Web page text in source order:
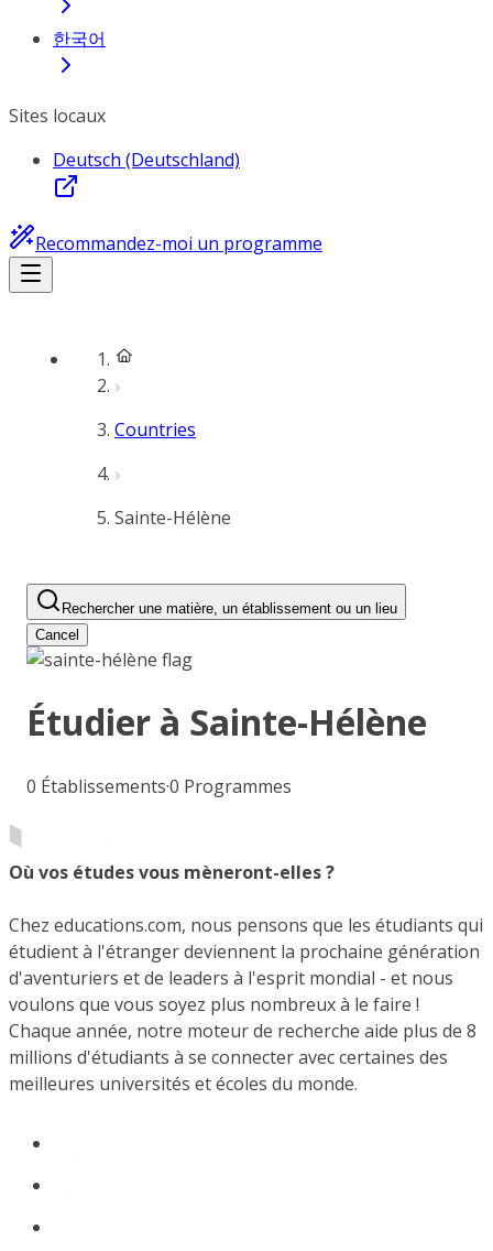
한국어
Sites locaux
Deutsch (Deutschland)
Recommandez-moi un programme
Countries
Sainte-Hélène
Rechercher une matière, un établissement ou un lieu
Cancel
Étudier à Sainte-Hélène
0 Établissements·0 Programmes
Où vos études vous mèneront-elles ?
Chez educations.com, nous pensons que les étudiants qui
étudient à l'étranger deviennent la prochaine génération
d'aventuriers et de leaders à l'esprit mondial - et nous
voulons que vous soyez plus nombreux à le faire !
Chaque année, notre moteur de recherche aide plus de 8
millions d'étudiants à se connecter avec certaines des
meilleures universités et écoles du monde.